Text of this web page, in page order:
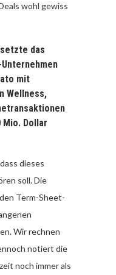
wohl gewiss
das
mit
Wellness,
Dollar
dieses
soll. Die
Term-Sheet-
Wir rechnen
notiert die
noch immer als